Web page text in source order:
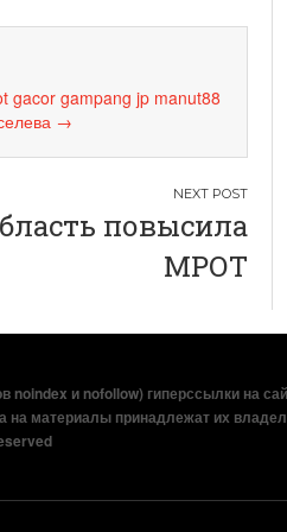
gacorgampang jp manut88
→
повысила
МРОТ
noindex и nofollow) гиперссылки на
на материалы принадлежат их